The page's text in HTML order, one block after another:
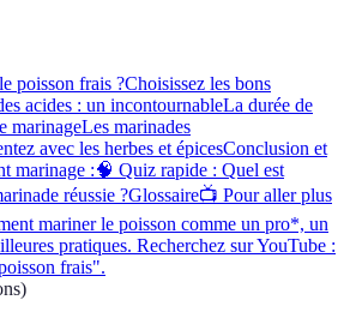
poisson frais ?Choisissez les bons
acides : un incontournableLa durée de
marinageLes marinades
avec les herbes et épicesConclusion et
marinage :🧠 Quiz rapide : Quel est
réussie ?Glossaire📺 Pour aller plus
mariner le poisson comme un pro*, un
pratiques. Recherchez sur YouTube :
frais".
)